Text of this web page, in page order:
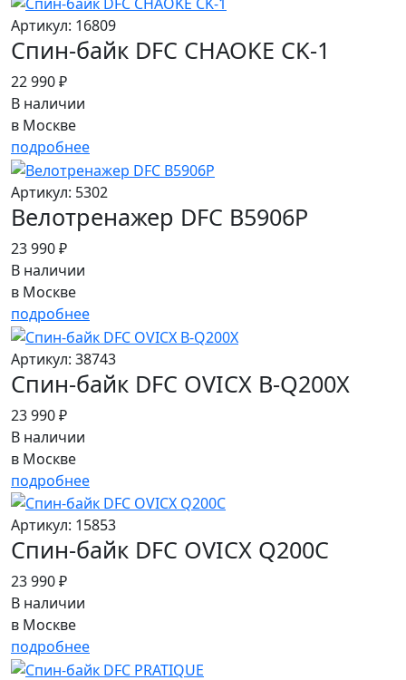
Артикул: 16809
Cпин-байк DFC CHAOKE CK-1
22 990 ₽
В наличии
в Москве
подробнее
Артикул: 5302
Велотренажер DFC B5906P
23 990 ₽
В наличии
в Москве
подробнее
Артикул: 38743
Спин-байк DFC OVICX B-Q200X
23 990 ₽
В наличии
в Москве
подробнее
Артикул: 15853
Спин-байк DFC OVICX Q200C
23 990 ₽
В наличии
в Москве
подробнее